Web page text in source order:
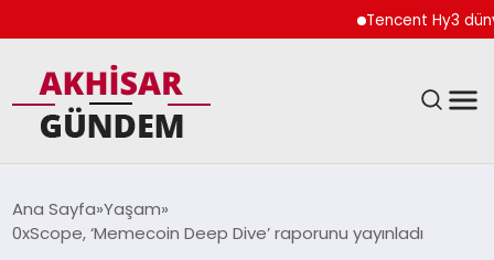
Tencent Hy3 dünya
DÜNYA
Ana Sayfa Yaşam
0xScope, ‘Memecoin Deep Dive’ raporunu yayınladı